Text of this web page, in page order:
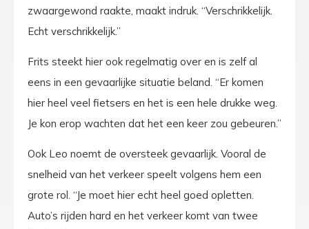
zwaargewond raakte, maakt indruk. “Verschrikkelijk.
Echt verschrikkelijk.”
Frits steekt hier ook regelmatig over en is zelf al
eens in een gevaarlijke situatie beland. “Er komen
hier heel veel fietsers en het is een hele drukke weg.
Je kon erop wachten dat het een keer zou gebeuren.”
Ook Leo noemt de oversteek gevaarlijk. Vooral de
snelheid van het verkeer speelt volgens hem een
grote rol. “Je moet hier echt heel goed opletten.
Auto’s rijden hard en het verkeer komt van twee